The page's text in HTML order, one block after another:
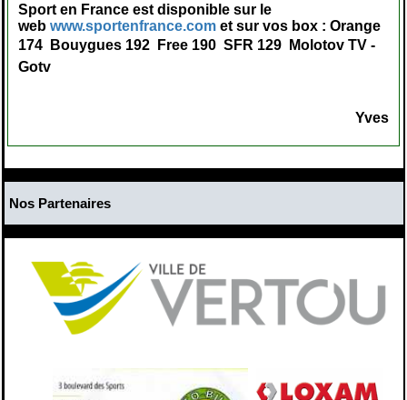
Sport en France est disponible sur le
web www.sportenfrance.comet sur vos box : Orange
174  Bouygues 192  Free 190  SFR 129  Molotov TV -
Gotv
Yves
Nos Partenaires